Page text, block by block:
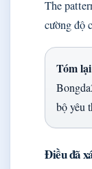
The
cường độ
Tóm
bộ yêu
Điều đã